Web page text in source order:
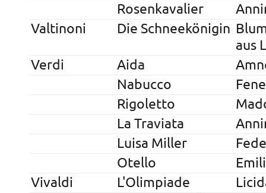
Rosenkavalier
Valtinoni
Die Schneekönigin
aus
Verdi
Aida
Nabucco
Rigoletto
La Traviata
Luisa Miller
Otello
Vivaldi
L'Olimpiade